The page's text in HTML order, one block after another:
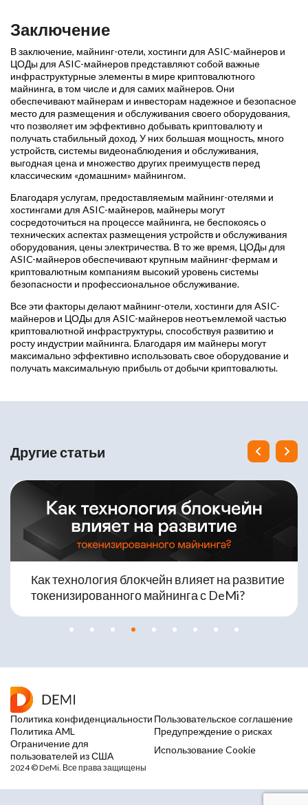
Заключение
В заключение, майнинг-отели, хостинги для ASIC-майнеров и
ЦОДы для ASIC-майнеров представляют собой важные
инфраструктурные элементы в мире криптовалютного
майнинга, в том числе и для самих майнеров. Они
обеспечивают майнерам и инвесторам надежное и безопасное
место для размещения и обслуживания своего оборудования,
что позволяет им эффективно добывать криптовалюту и
получать стабильный доход. У них большая мощность, много
устройств, системы видеонаблюдения и обслуживания,
выгодная цена и множество других преимуществ перед
классическим «домашним» майнингом.
Благодаря услугам, предоставляемым майнинг-отелями и
хостингами для ASIC-майнеров, майнеры могут
сосредоточиться на процессе майнинга, не беспокоясь о
технических аспектах размещения устройств и обслуживания
оборудования, цены электричества. В то же время, ЦОДы для
ASIC-майнеров обеспечивают крупным майнинг-фермам и
криптовалютным компаниям высокий уровень системы
безопасности и профессиональное обслуживание.
Все эти факторы делают майнинг-отели, хостинги для ASIC-
майнеров и ЦОДы для ASIC-майнеров неотъемлемой частью
криптовалютной инфраструктуры, способствуя развитию и
росту индустрии майнинга. Благодаря им майнеры могут
максимально эффективно использовать свое оборудование и
получать максимальную прибыль от добычи криптовалюты.
Другие статьи
влияет на развитие
с DeMi?
Какие факторы влияют
токенизированном
Политика конфиденциальности Пользовательское соглашение
Политика AML
Предупреждение о рисках
Ограничение для
пользователей из США
Использование Cookie
2024 © DeMi. Все права защищены